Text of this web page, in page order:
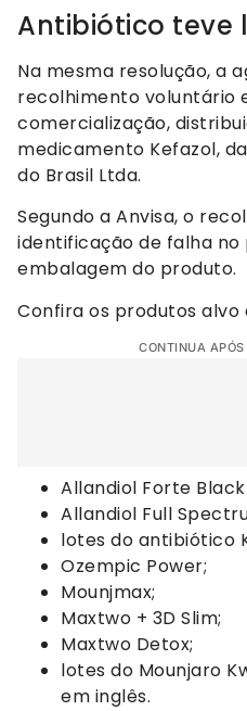
Antibiótico teve
Na mesma resolução, a
recolhimento voluntário
comercialização,
medicamento Kefazol,
do Brasil Ltda.
Segundo a Anvisa, o
identificação de falha no
embalagem do produto.
Confira os produtos alvo
CONTINUA
Allandiol Forte Black
Allandiol Full
lotes do antibiótico
Ozempic Power;
Mounjmax;
Maxtwo + 3D Slim;
Maxtwo Detox;
lotes do Mounjaro
em inglês.